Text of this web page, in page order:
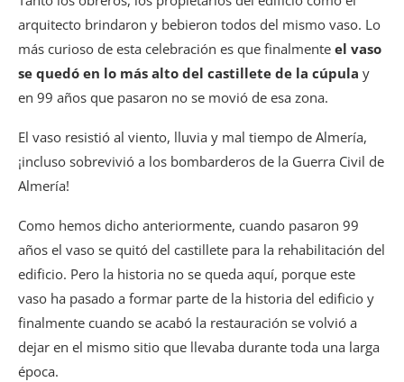
arquitecto brindaron y bebieron todos del mismo vaso. Lo
más curioso de esta celebración es que finalmente el vaso
se quedó en lo más alto del castillete de la cúpula y
en 99 años que pasaron no se movió de esa zona.
El vaso resistió al viento, lluvia y mal tiempo de Almería,
¡incluso sobrevivió a los bombarderos de la Guerra Civil de
Almería!
Como hemos dicho anteriormente, cuando pasaron 99
años el vaso se quitó del castillete para la rehabilitación del
edificio. Pero la historia no se queda aquí, porque este
vaso ha pasado a formar parte de la historia del edificio y
finalmente cuando se acabó la restauración se volvió a
dejar en el mismo sitio que llevaba durante toda una larga
época.